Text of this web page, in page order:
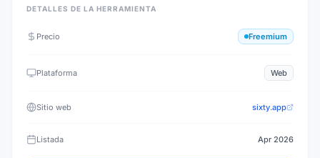
DETALLES DE LA HERRAMIENTA
Precio Freemium
Plataforma Web
Sitio web sixty.app
Listada Apr 2026